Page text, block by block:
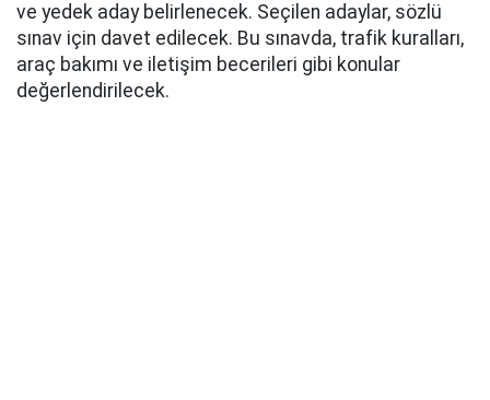
ve yedek aday belirlenecek. Seçilen adaylar, sözlü
sınav için davet edilecek. Bu sınavda, trafik kuralları,
araç bakımı ve iletişim becerileri gibi konular
değerlendirilecek.